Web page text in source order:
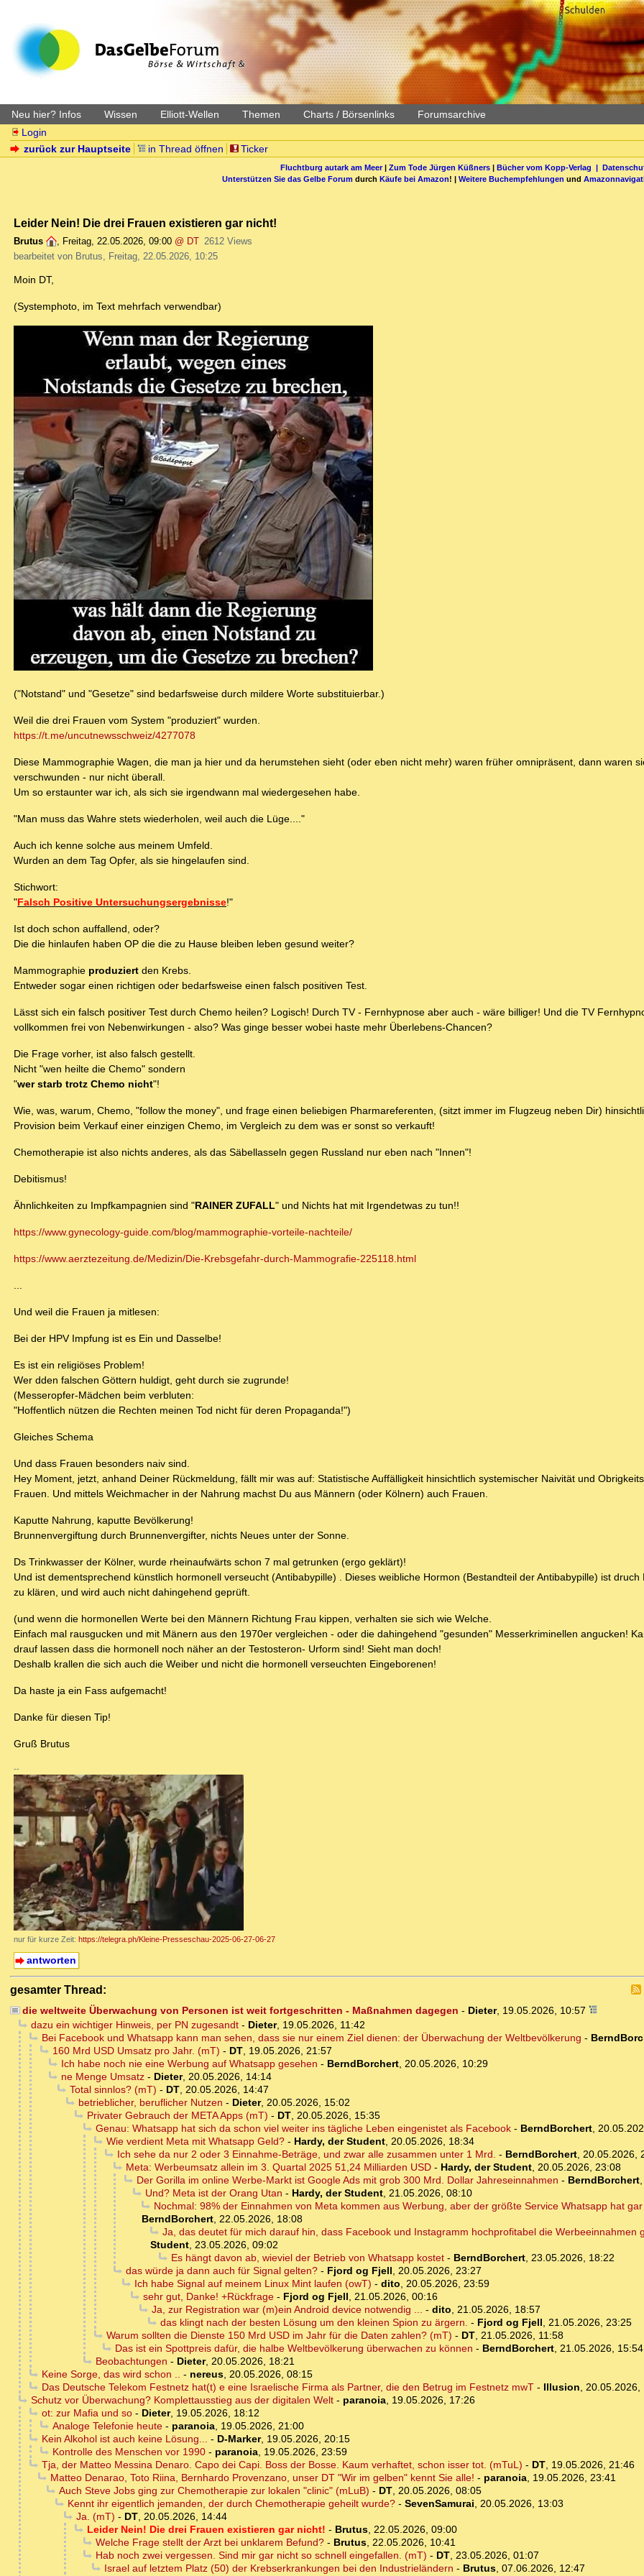
Neu hier? Infos Wissen Elliott-Wellen Themen Charts / Börsenlinks
Forumsarchive
Login
zurück zur Hauptseite
in Thread öffnen Ticker
Fluchtburg autark am Meer| Zum Tode Jürgen Küßners| Bücher vom Kopp-Verlag |
Unterstützen Sie das Gelbe Forum durch Käufe bei Amazon! | Weitere Buchempfehlungen und
Leider Nein! Die drei Frauen existieren gar nicht!
Brutus , Freitag, 22.05.2026, 09:00 @ DT 2612 Views
bearbeitet von Brutus, Freitag, 22.05.2026, 10:25
Moin DT,
(Systemphoto, im Text mehrfach verwendbar)
("Notstand" und "Gesetze" sind bedarfsweise durch mildere Worte substituierbar.)
Weil die drei Frauen vom System "produziert" wurden.
https://t.me/uncutnewsschweiz/4277078
Diese Mammographie Wagen, die man ja hier und da herumstehen sieht (oder eben nicht mehr) waren früher omnipräsent, dann waren
verschwunden - nur nicht überall.
Um so erstaunter war ich, als sich sie irgendwann mal wiedergesehen habe.
"Man muss das Wahre stets wiederholen, weil auch die Lüge...."
Auch ich kenne solche aus meinem Umfeld.
Wurden an dem Tag Opfer, als sie hingelaufen sind.
Stichwort:
"Falsch Positive Untersuchungsergebnisse!"
Ist doch schon auffallend, oder?
Die die hinlaufen haben OP die die zu Hause bleiben leben gesund weiter?
Mammographie produziert den Krebs.
Entweder sogar einen richtigen oder bedarfsweise einen falsch positiven Test.
Lässt sich ein falsch positiver Test durch Chemo heilen? Logisch! Durch TV - Fernhypnose aber auch - wäre billiger! Und die TV
vollkommen frei von Nebenwirkungen - also? Was ginge besser wobei haste mehr Überlebens-Chancen?
Die Frage vorher, ist also falsch gestellt.
Nicht "wen heilte die Chemo" sondern
"wer starb trotz Chemo nicht"!
Wie, was, warum, Chemo, "follow the money", und frage einen beliebigen Pharmareferenten, (sitzt immer im Flugzeug neben Dir)
Provision beim Verkauf einer einzigen Chemo, im Vergleich zu dem was er sonst so verkauft!
Chemotherapie ist also nichts anderes, als das Säbellasseln gegen Russland nur eben nach "Innen"!
Debitismus!
Ähnlichkeiten zu Impfkampagnien sind "RAINER ZUFALL" und Nichts hat mit Irgendetwas zu tun!!
https://www.gynecology-guide.com/blog/mammographie-vorteile-nachteile/
https://www.aerztezeitung.de/Medizin/Die-Krebsgefahr-durch-Mammografie-225118.html
...
Und weil die Frauen ja mitlesen:
Bei der HPV Impfung ist es Ein und Dasselbe!
Es ist ein religiöses Problem!
Wer dden falschen Göttern huldigt, geht durch sie zugrunde!
(Messeropfer-Mädchen beim verbluten:
"Hoffentlich nützen die Rechten meinen Tod nicht für deren Propaganda!")
Gleiches Schema
Und dass Frauen besonders naiv sind.
Hey Moment, jetzt, anhand Deiner Rückmeldung, fällt mir was auf: Statistische Auffälligkeit hinsichtlich systemischer Naivität und
Frauen. Und mittels Weichmacher in der Nahrung machst Du aus Männern (oder Kölnern) auch Frauen.
Kaputte Nahrung, kaputte Bevölkerung!
Brunnenvergiftung durch Brunnenvergifter, nichts Neues unter der Sonne.
Ds Trinkwasser der Kölner, wurde rheinaufwärts schon 7 mal getrunken (ergo geklärt)!
Und ist dementsprechend künstlich hormonell verseucht (Antibabypille) . Dieses weibliche Hormon (Bestandteil der Antibabypille) ist druch
zu klären, und wird auch nicht dahingehend geprüft.
(und wenn die hormonellen Werte bei den Männern Richtung Frau kippen, verhalten sie sich wie Welche.
Einfach mal rausgucken und mit Mänern aus den 1970er vergleichen - oder die dahingehend "gesunden" Messerkriminellen angucken!
drauf lassen dass die hormonell noch näher an der Testosteron- Urform sind! Sieht man doch!
Deshalb krallen die sich auch die Weiber und nicht die hormonell verseuchten Eingeborenen!
Da haste ja ein Fass aufgemacht!
Danke für diesen Tip!
Gruß Brutus
--
nur für kurze Zeit: https://telegra.ph/Kleine-Presseschau-2025-06-27-06-27
antworten
gesamter Thread:
die weltweite Überwachung von Personen ist weit fortgeschritten - Maßnahmen dagegen - Dieter, 19.05.2026, 10:57
dazu ein wichtiger Hinweis, per PN zugesandt- Dieter, 19.05.2026, 11:42
Bei Facebook und Whatsapp kann man sehen, dass sie nur einem Ziel dienen: der Überwachung der Weltbevölkerung -
160 Mrd USD Umsatz pro Jahr. (mT) - DT, 19.05.2026, 21:57
Ich habe noch nie eine Werbung auf Whatsapp gesehen - BerndBorchert, 20.05.2026, 10:29
ne Menge Umsatz- Dieter, 20.05.2026, 14:14
Total sinnlos? (mT) - DT, 20.05.2026, 14:47
betrieblicher, beruflicher Nutzen - Dieter, 20.05.2026, 15:02
Privater Gebrauch der META Apps (mT) - DT, 20.05.2026, 15:35
Genau: Whatsapp hat sich da schon viel weiter ins tägliche Leben eingenistet als Facebook- BerndBorchert,
Wie verdient Meta mit Whatsapp Geld?- Hardy, der Student, 20.05.2026, 18:34
Ich sehe da nur 2 oder 3 Einnahme-Beträge, und zwar alle zusammen unter 1 Mrd. - BerndBorchert, 20.05.2026,
Meta: Werbeumsatz allein im 3. Quartal 2025 51,24 Milliarden USD- Hardy, der Student, 20.05.2026, 23:08
Der Gorilla im online Werbe-Markt ist Google Ads mit grob 300 Mrd. Dollar Jahreseinnahmen - BerndBorchert
Und? Meta ist der Orang Utan - Hardy, der Student, 21.05.2026, 08:10
Nochmal: 98% der Einnahmen von Meta kommen aus Werbung, aber der größte Service Whatsapp hat
BerndBorchert, 22.05.2026, 18:08
Ja, das deutet für mich darauf hin, dass Facebook und Instagramm hochprofitabel die Werbeeinnahmen
Student, 23.05.2026, 09:02
Es hängt davon ab, wieviel der Betrieb von Whatsapp kostet- BerndBorchert, 23.05.2026, 18:22
das würde ja dann auch für Signal gelten?- Fjord og Fjell, 20.05.2026, 23:27
Ich habe Signal auf meinem Linux Mint laufen (owT) - dito, 20.05.2026, 23:59
sehr gut, Danke! +Rückfrage- Fjord og Fjell, 21.05.2026, 00:16
Ja, zur Registration war (m)ein Android device notwendig ... - dito, 21.05.2026, 18:57
das klingt nach der besten Lösung um den kleinen Spion zu ärgern. - Fjord og Fjell, 21.05.2026, 23:25
Warum sollten die Dienste 150 Mrd USD im Jahr für die Daten zahlen? (mT) - DT, 21.05.2026, 11:58
Das ist ein Spottpreis dafür, die halbe Weltbevölkerung überwachen zu können - BerndBorchert, 21.05.2026, 15:54
Beobachtungen - Dieter, 20.05.2026, 18:21
Keine Sorge, das wird schon .. - nereus, 20.05.2026, 08:15
Das Deutsche Telekom Festnetz hat(t) e eine Israelische Firma als Partner, die den Betrug im Festnetz mwT- Illusion, 20.05.2026,
Schutz vor Überwachung? Komplettausstieg aus der digitalen Welt- paranoia, 19.05.2026, 17:26
ot: zur Mafia und so- Dieter, 19.05.2026, 18:12
Analoge Telefonie heute- paranoia, 19.05.2026, 21:00
Kein Alkohol ist auch keine Lösung... - D-Marker, 19.05.2026, 20:15
Kontrolle des Menschen vor 1990- paranoia, 19.05.2026, 23:59
Tja, der Matteo Messina Denaro. Capo dei Capi. Boss der Bosse. Kaum verhaftet, schon isser tot. (mTuL) - DT, 19.05.2026, 21:46
Matteo Denarao, Toto Riina, Bernhardo Provenzano, unser DT "Wir im gelben" kennt Sie alle! - paranoia, 19.05.2026, 23:41
Auch Steve Jobs ging zur Chemotherapie zur lokalen "clinic" (mLuB) - DT, 20.05.2026, 08:05
Kennt ihr eigentlich jemanden, der durch Chemotherapie geheilt wurde?- SevenSamurai, 20.05.2026, 13:03
Ja. (mT) - DT, 20.05.2026, 14:44
Leider Nein! Die drei Frauen existieren gar nicht! - Brutus, 22.05.2026, 09:00
Welche Frage stellt der Arzt bei unklarem Befund?- Brutus, 22.05.2026, 10:41
Hab noch zwei vergessen. Sind mir gar nicht so schnell eingefallen. (mT) - DT, 23.05.2026, 01:07
Israel auf letztem Platz (50) der Krebserkrankungen bei den Industrieländern - Brutus, 07.06.2026, 12:47